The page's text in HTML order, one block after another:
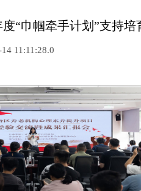
度“巾帼牵手计划”支持
11:11:28.0